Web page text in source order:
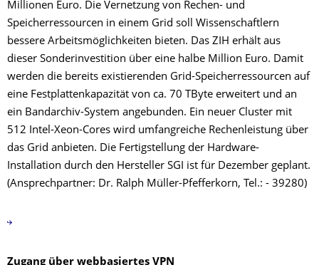
Millionen Euro. Die Vernetzung von Rechen- und
Speicherressourcen in einem Grid soll Wissenschaftlern
bessere Arbeitsmöglichkeiten bieten. Das ZIH erhält aus
dieser Sonderinvestition über eine halbe Million Euro. Damit
werden die bereits existierenden Grid-Speicherressourcen auf
eine Festplattenkapazität von ca. 70 TByte erweitert und an
ein Bandarchiv-System angebunden. Ein neuer Cluster mit
512 Intel-Xeon-Cores wird umfangreiche Rechenleistung über
das Grid anbieten. Die Fertigstellung der Hardware-
Installation durch den Hersteller SGI ist für Dezember geplant.
(Ansprechpartner: Dr. Ralph Müller-Pfefferkorn, Tel.: - 39280)
Zugang über webbasiertes VPN